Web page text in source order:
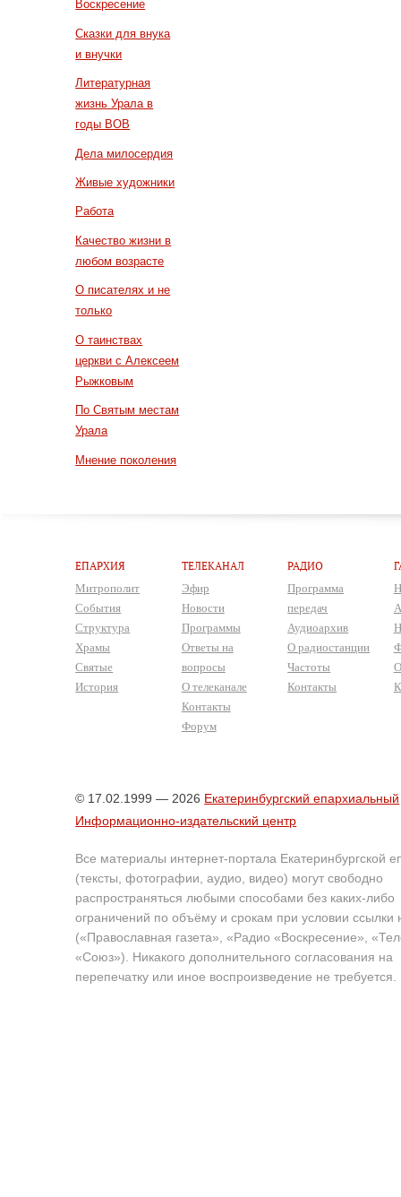
Воскресение
Сказки для внука
и внучки
Литературная
жизнь Урала в
годы ВОВ
Дела милосердия
Живые художники
Работа
Качество жизни в
любом возрасте
О писателях и не
только
О таинствах
церкви с Алексеем
Рыжковым
По Святым местам
Урала
Мнение поколения
ЕПАРХИЯ
Митрополит
События
Структура
Храмы
Святые
История
ТЕЛЕКАНАЛ
Эфир
Новости
Программы
Ответы на
вопросы
О телеканале
Контакты
Форум
РАДИО
Программа
передач
Аудиоархив
О радиостанции
Частоты
Контакты
© 17.02.1999 — 2026 Екатеринбургский епархиальный
Информационно-издательский центр
Все материалы интернет-портала Екатеринбургской
(тексты, фотографии, аудио, видео) могут свободно
распространяться любыми способами без каких-либо
ограничений по объёму и срокам при условии ссылки
(«Православная газета», «Радио «Воскресение»,
«Союз»). Никакого дополнительного согласования на
перепечатку или иное воспроизведение не требуется.